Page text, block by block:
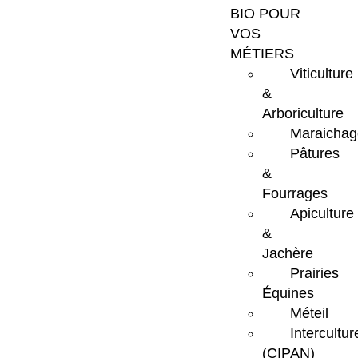
BIO POUR
VOS
MÉTIERS
Viticulture
&
Arboriculture
Pâtures
&
Fourrages
Apiculture
&
Jachère
Prairies
Équines
Méteil
(CIPAN)